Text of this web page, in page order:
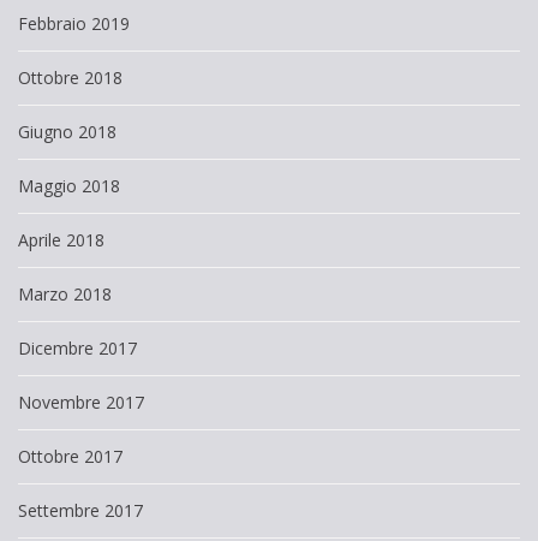
Febbraio 2019
Ottobre 2018
Giugno 2018
Maggio 2018
Aprile 2018
Marzo 2018
Dicembre 2017
Novembre 2017
Ottobre 2017
Settembre 2017